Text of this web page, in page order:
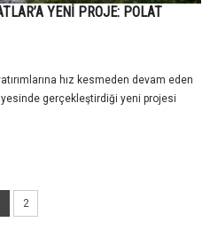
YENİ PROJE: POLAT
hız kesmeden devam eden
gerçekleştirdiği yeni projesi
2